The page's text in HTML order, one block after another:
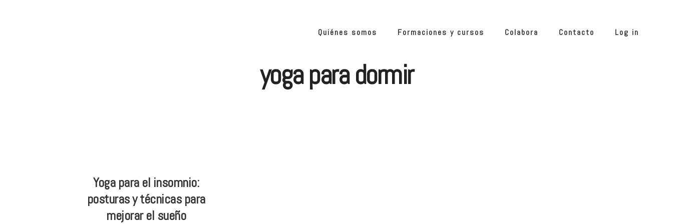
Quiénes somos Formaciones y cursos Colabora Contacto Log in
yoga para dormir
Yoga para el insomnio:
posturas y técnicas para
mejorar el sueño